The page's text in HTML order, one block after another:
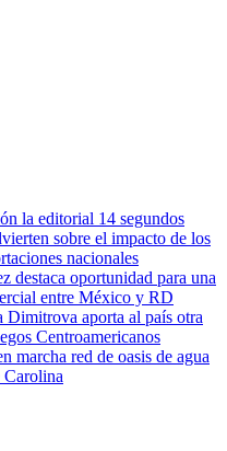
la editorial 14 segundos
sobre el impacto de los
nacionales
destaca oportunidad para una
entre México y RD
aporta al país otra
Centroamericanos
marcha red de oasis de agua
Carolina